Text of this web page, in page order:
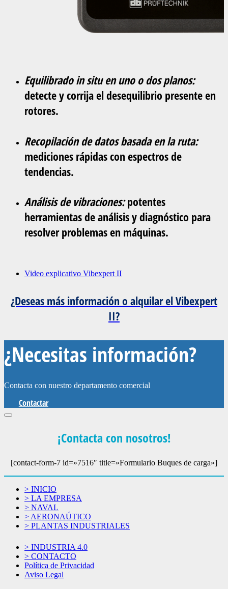
Equilibrado in situ en uno o dos planos:
detecte y corrija el desequilibrio presente en
rotores.
Recopilación de datos basada en la ruta:
mediciones rápidas con espectros de
tendencias.
Análisis de vibraciones:potentes
herramientas de análisis y diagnóstico para
resolver problemas en máquinas.
Video explicativo Vibexpert II
¿Deseas más información o alquilar el Vibexpert
II?
¿Necesitas información?
Contacta con nuestro departamento comercial
Contactar
¡Contacta con nosotros!
[contact-form-7 id=»7516″ title=»Formulario Buques de carga»]
> INICIO
> LA EMPRESA
> NAVAL
> AERONAÚTICO
> PLANTAS INDUSTRIALES
> INDUSTRIA 4.0
> CONTACTO
Política de Privacidad
Aviso Legal